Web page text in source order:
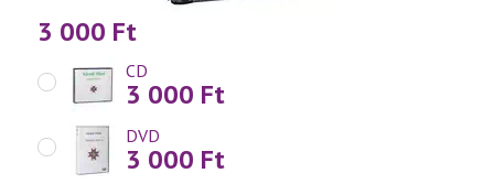
3 000 Ft
CD
3 000 Ft
DVD
3 000 Ft